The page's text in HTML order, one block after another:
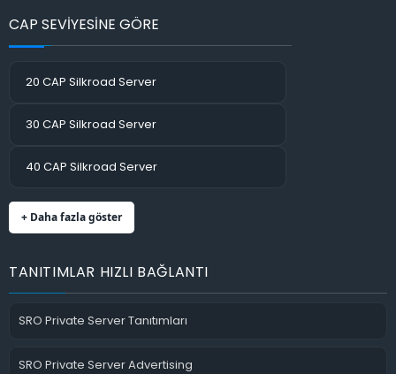
CAP SEVİYESİNE GÖRE
20 CAP Silkroad Server
30 CAP Silkroad Server
40 CAP Silkroad Server
+ Daha fazla göster
TANITIMLAR HIZLI BAĞLANTI
SRO Private Server Tanıtımları
SRO Private Server Advertising